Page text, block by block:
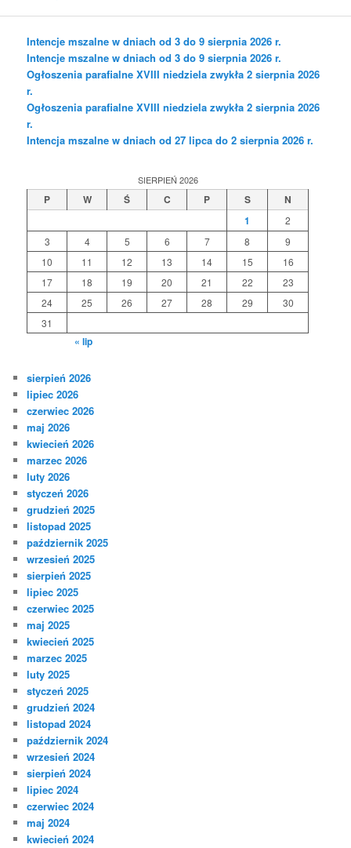
Intencje mszalne w dniach od 3 do 9 sierpnia 2026 r.
Intencje mszalne w dniach od 3 do 9 sierpnia 2026 r.
Ogłoszenia parafialne XVIII niedziela zwykła 2 sierpnia 2026
r.
Ogłoszenia parafialne XVIII niedziela zwykła 2 sierpnia 2026
r.
Intencja mszalne w dniach od 27 lipca do 2 sierpnia 2026 r.
SIERPIEŃ 2026
P W Ś C P S
N
1
2
3
4 5 6 7 8
9
10
11 12 13 14 15
16
17
18 19 20 21 22
23
24
25 26 27 28 29
30
31
« lip
sierpień 2026
lipiec 2026
czerwiec 2026
maj 2026
kwiecień 2026
marzec 2026
luty 2026
styczeń 2026
grudzień 2025
listopad 2025
październik 2025
wrzesień 2025
sierpień 2025
lipiec 2025
czerwiec 2025
maj 2025
kwiecień 2025
marzec 2025
luty 2025
styczeń 2025
grudzień 2024
listopad 2024
październik 2024
wrzesień 2024
sierpień 2024
lipiec 2024
czerwiec 2024
maj 2024
kwiecień 2024